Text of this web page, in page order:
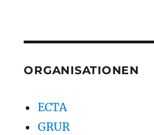
ORGANISATIONEN
ECTA
GRUR